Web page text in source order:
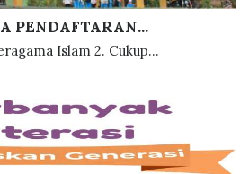
PENDAFTARAN...
Islam 2. Cukup...